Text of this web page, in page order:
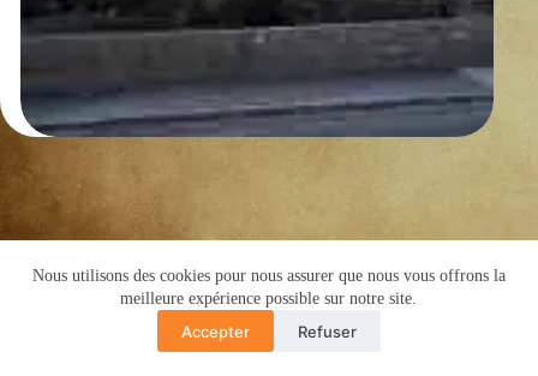
Nous utilisons des cookies pour nous assurer que nous vous offrons la
meilleure expérience possible sur notre site.
Accepter Refuser
Copyright © 2016 -Cyril de Grivel
PLAN DU SITE
MENTIONS LÉGALES
POLITIQUE CONFIDENTIALITÉ